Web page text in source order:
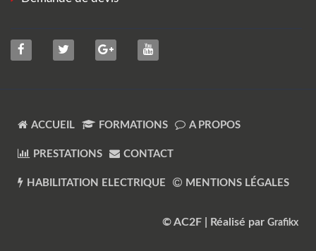
ACCUEIL FORMATIONS A PROPOS
PRESTATIONS CONTACT
HABILITATION ELECTRIQUE MENTIONS LÉGALES
© AC2F | Réalisé par Grafikx